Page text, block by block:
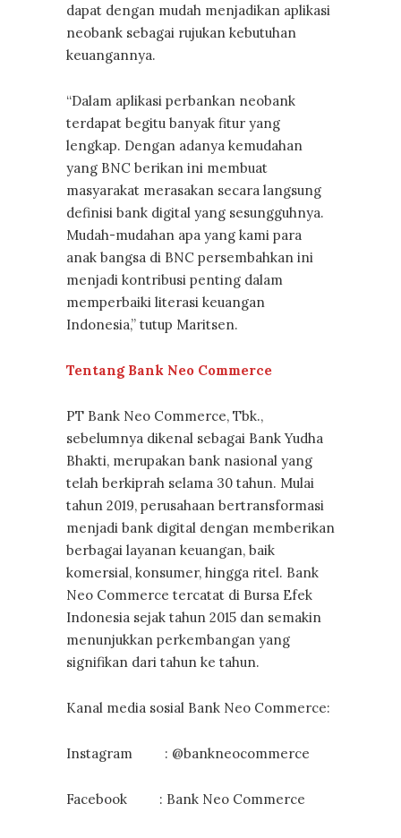
dapat dengan mudah menjadikan aplikasi
neobank sebagai rujukan kebutuhan
keuangannya.
“Dalam aplikasi perbankan neobank
terdapat begitu banyak fitur yang
lengkap. Dengan adanya kemudahan
yang BNC berikan ini membuat
masyarakat merasakan secara langsung
definisi bank digital yang sesungguhnya.
Mudah-mudahan apa yang kami para
anak bangsa di BNC persembahkan ini
menjadi kontribusi penting dalam
memperbaiki literasi keuangan
Indonesia,” tutup Maritsen.
Tentang Bank Neo Commerce
PT Bank Neo Commerce, Tbk.,
sebelumnya dikenal sebagai Bank Yudha
Bhakti, merupakan bank nasional yang
telah berkiprah selama 30 tahun. Mulai
tahun 2019, perusahaan bertransformasi
menjadi bank digital dengan memberikan
berbagai layanan keuangan, baik
komersial, konsumer, hingga ritel. Bank
Neo Commerce tercatat di Bursa Efek
Indonesia sejak tahun 2015 dan semakin
menunjukkan perkembangan yang
signifikan dari tahun ke tahun.
Kanal media sosial Bank Neo Commerce:
Instagram : @bankneocommerce
Facebook : Bank Neo Commerce